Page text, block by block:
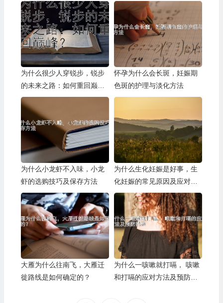
为什么很少人穿锐步，锐步
的未来之路：如何重回巅
峰？
怀孕为什么会长斑，妊娠期
色斑的护理与淡化方法
为什么小龙虾不入味，小龙
虾的选购技巧及保存方法
为什么生化妊娠是好事，生
化妊娠的常见原因及应对策
略
大雁为什么往南飞，大雁迁
徙路线是如何确定的？
为什么一咳嗽就打嗝， 咳嗽
和打嗝的应对方法及预防措